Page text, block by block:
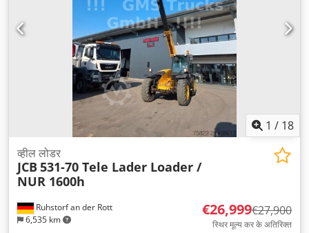
1 / 18
Ruhstorf an der Rott
6,535 km
व्हील लोडर
JCB 531-70 Tele Lader Loader /
NUR 1600h
€26,999€27,900
स्थिर मूल्य कर के अतिरिक्त